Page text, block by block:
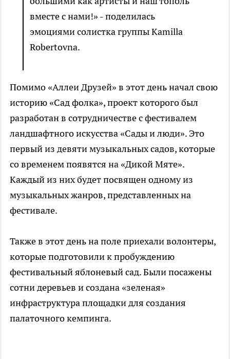
вместе с нами!» - поделилась
эмоциями солистка группы Kamilla
Robertovna.
Помимо «Аллеи Друзей» в этот день начал свою
историю «Сад фолка», проект которого был
разработан в сотрудничестве с фестивалем
ландшафтного искусства «Сады и люди». Это
первый из девяти музыкальных садов, которые
со временем появятся на «Дикой Мяте».
Каждый из них будет посвящен одному из
музыкальных жанров, представленных на
фестивале.
Также в этот день на поле приехали волонтеры,
которые подготовили к пробуждению
фестивальный яблоневый сад. Были посажены
сотни деревьев и создана «зеленая»
инфраструктура площадки для создания
палаточного кемпинга.